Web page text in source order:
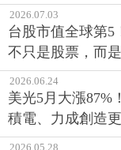
2026.07.03
台股市值全球第5
不只是股票，而
2026.06.24
美光5月大漲87%
積電、力成創造
2026.05.28